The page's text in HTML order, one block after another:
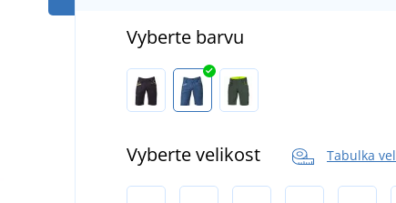
Vyberte barvu
Vyberte velikost Tabulka